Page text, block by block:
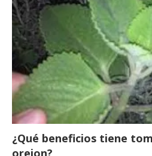
¿Qué beneficios tiene
orejon?